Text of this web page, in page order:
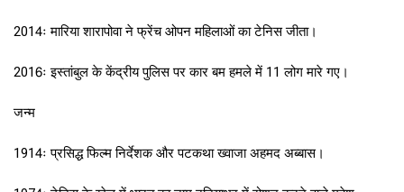
2014ः मारिया शारापोवा ने फ्रेंच ओपन महिलाओं का टेनिस जीता।
2016ः इस्तांबुल के केंद्रीय पुलिस पर कार बम हमले में 11 लोग मारे गए।
जन्म
1914ः प्रसिद्ध फिल्म निर्देशक और पटकथा ख्वाजा अहमद अब्बास।